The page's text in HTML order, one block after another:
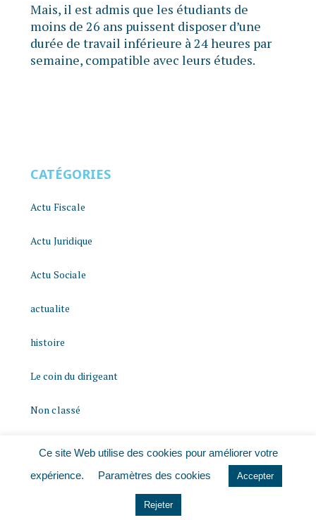
Mais, il est admis que les étudiants de
moins de 26 ans puissent disposer d’une
durée de travail inférieure à 24 heures par
semaine, compatible avec leurs études.
CATÉGORIES
Actu Fiscale
Actu Juridique
Actu Sociale
actualite
histoire
Le coin du dirigeant
Non classé
Ce site Web utilise des cookies pour améliorer votre
expérience.
Paramètres des cookies Accepter
Rejeter